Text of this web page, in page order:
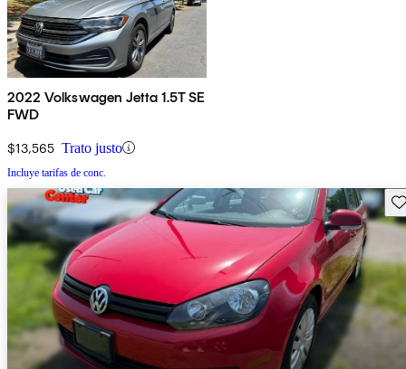
2022 Volkswagen Jetta 1.5T SE
FWD
$13,565 Trato justo
Incluye tarifas de conc.